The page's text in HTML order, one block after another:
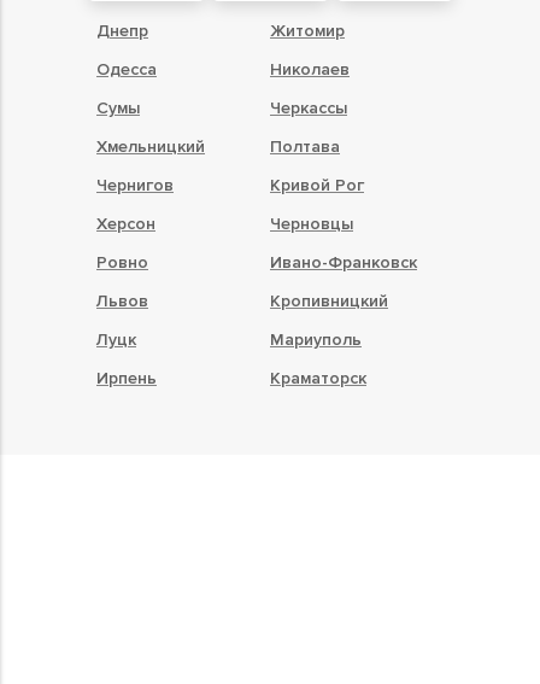
Днепр
Житомир
Одесса
Николаев
Сумы
Черкассы
Хмельницкий
Полтава
Чернигов
Кривой Рог
Херсон
Черновцы
Ровно
Ивано-Франковск
Львов
Кропивницкий
Луцк
Мариуполь
Ирпень
Краматорск